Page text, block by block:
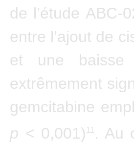
de l’étude ABC-
entre l’ajout de
et une
extrêmement
gemcitabine
p < 0,001) 11 . Au